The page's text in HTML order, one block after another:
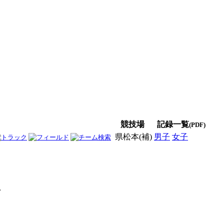
競技場 記録一覧(PDF)
県松本(補) 男子 女子